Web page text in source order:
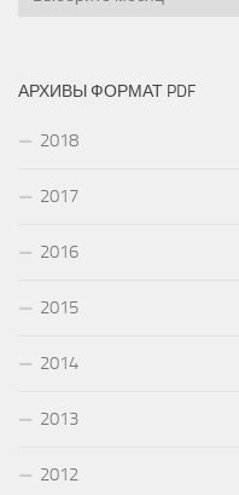
АРХИВЫ ФОРМАТ PDF
2018
2017
2016
2015
2014
2013
2012